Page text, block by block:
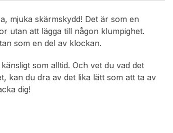
mjuka skärmskydd! Det är som en
utan att lägga till någon klumpighet.
som en del av klockan.
som alltid. Och vet du vad det
kan du dra av det lika lätt som att ta av
dig!